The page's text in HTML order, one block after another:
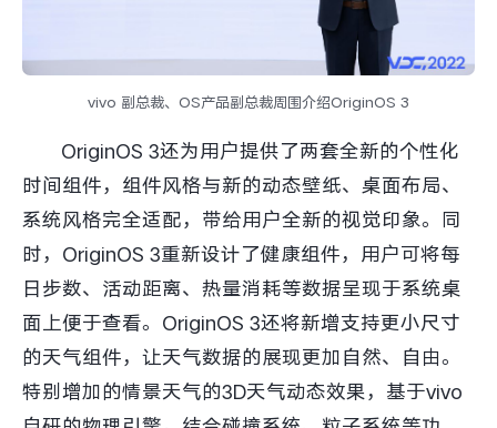
vivo 副总裁、OS产品副总裁周围介绍OriginOS 3
OriginOS 3还为用户提供了两套全新的个性化
时间组件，组件风格与新的动态壁纸、桌面布局、
系统风格完全适配，带给用户全新的视觉印象。同
时，OriginOS 3重新设计了健康组件，用户可将每
日步数、活动距离、热量消耗等数据呈现于系统桌
面上便于查看。OriginOS 3还将新增支持更小尺寸
的天气组件，让天气数据的展现更加自然、自由。
特别增加的情景天气的3D天气动态效果，基于vivo